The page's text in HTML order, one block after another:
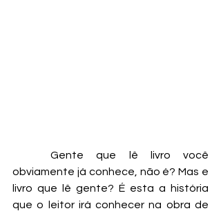
	Gente que lê livro você
obviamente já conhece, não é? Mas e
livro que lê gente? É esta a história
que o leitor irá conhecer na obra de